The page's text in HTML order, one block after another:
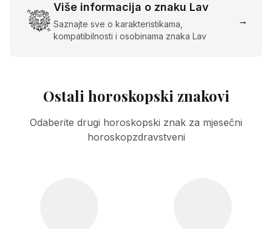
Više informacija o znaku Lav
Saznajte sve o karakteristikama,
kompatibilnosti i osobinama znaka Lav
→
Ostali horoskopski znakovi
Odaberite drugi horoskopski znak za mjesečni
horoskopzdravstveni